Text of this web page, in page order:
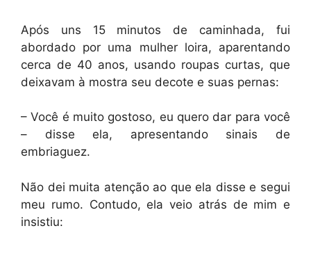
Após uns 15 minutos de caminhada, fui
abordado por uma mulher loira, aparentando
cerca de 40 anos, usando roupas curtas, que
deixavam à mostra seu decote e suas pernas:
– Você é muito gostoso, eu quero dar para você
– disse ela, apresentando sinais de
embriaguez.
Não dei muita atenção ao que ela disse e segui
meu rumo. Contudo, ela veio atrás de mim e
insistiu: